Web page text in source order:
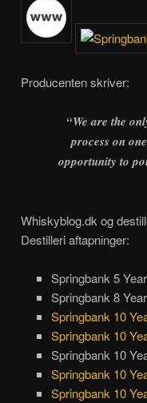
Producenten skriver:
“We are the
process on
opportunity to
Whiskyblog.dk og
Destilleri aftapninger:
Springbank 5
Springbank 8
Springbank 10
Springbank 10
Springbank 10
Springbank 10
Springbank 10